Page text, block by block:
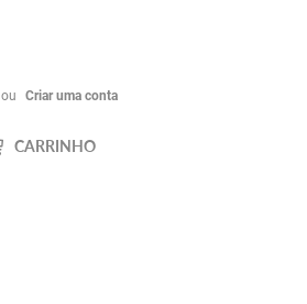
ou Criar uma conta
CARRINHO